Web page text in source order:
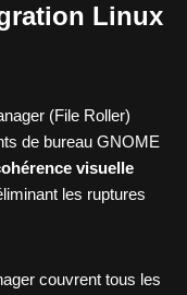
Linux
(File Roller)
de bureau GNOME
visuelle
les ruptures
couvrent tous les